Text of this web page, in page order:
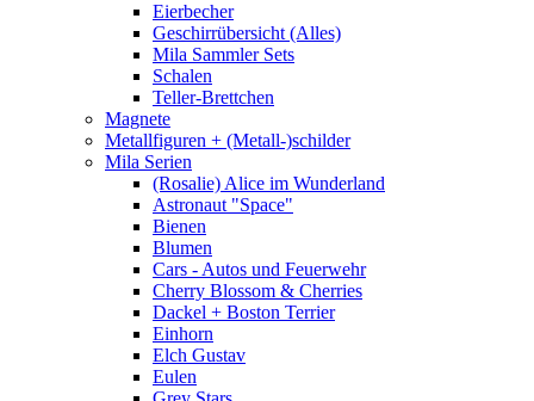
Eierbecher
Geschirrübersicht (Alles)
Mila Sammler Sets
Schalen
Teller-Brettchen
Magnete
Metallfiguren + (Metall-)schilder
Mila Serien
(Rosalie) Alice im Wunderland
Astronaut "Space"
Bienen
Blumen
Cars - Autos und Feuerwehr
Cherry Blossom & Cherries
Dackel + Boston Terrier
Einhorn
Elch Gustav
Eulen